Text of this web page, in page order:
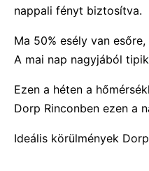
nappali fényt biztosítva.
Ma 50% esély van
A mai nap nagyjából
Ezen a héten a
Dorp Rinconben ezen a
Ideális körülmények